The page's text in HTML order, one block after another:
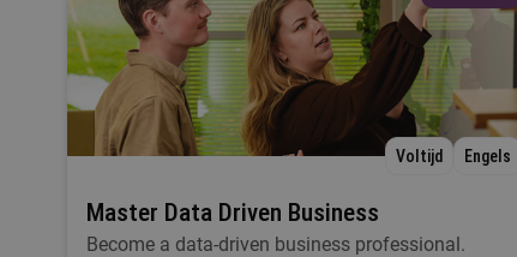
Voltijd Engels
Master Data Driven Business
Become a data-driven business professional.